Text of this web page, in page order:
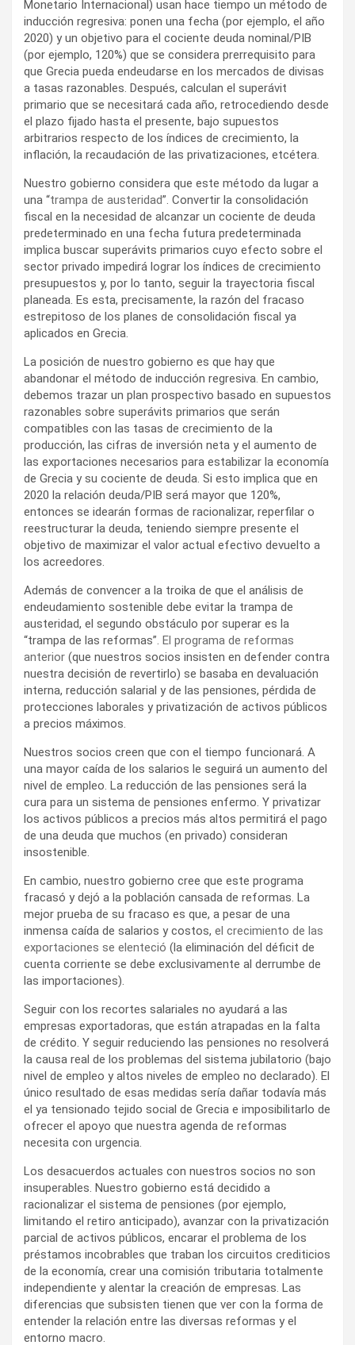
Monetario Internacional) usan hace tiempo un método de
inducción regresiva: ponen una fecha (por ejemplo, el año
2020) y un objetivo para el cociente deuda nominal/PIB
(por ejemplo, 120%) que se considera prerrequisito para
que Grecia pueda endeudarse en los mercados de divisas
a tasas razonables. Después, calculan el superávit
primario que se necesitará cada año, retrocediendo desde
el plazo fijado hasta el presente, bajo supuestos
arbitrarios respecto de los índices de crecimiento, la
inflación, la recaudación de las privatizaciones, etcétera.
Nuestro gobierno considera que este método da lugar a
una “trampa de austeridad”. Convertir la consolidación
fiscal en la necesidad de alcanzar un cociente de deuda
predeterminado en una fecha futura predeterminada
implica buscar superávits primarios cuyo efecto sobre el
sector privado impedirá lograr los índices de crecimiento
presupuestos y, por lo tanto, seguir la trayectoria fiscal
planeada. Es esta, precisamente, la razón del fracaso
estrepitoso de los planes de consolidación fiscal ya
aplicados en Grecia.
La posición de nuestro gobierno es que hay que
abandonar el método de inducción regresiva. En cambio,
debemos trazar un plan prospectivo basado en supuestos
razonables sobre superávits primarios que serán
compatibles con las tasas de crecimiento de la
producción, las cifras de inversión neta y el aumento de
las exportaciones necesarios para estabilizar la economía
de Grecia y su cociente de deuda. Si esto implica que en
2020 la relación deuda/PIB será mayor que 120%,
entonces se idearán formas de racionalizar, reperfilar o
reestructurar la deuda, teniendo siempre presente el
objetivo de maximizar el valor actual efectivo devuelto a
los acreedores.
Además de convencer a la troika de que el análisis de
endeudamiento sostenible debe evitar la trampa de
austeridad, el segundo obstáculo por superar es la
“trampa de las reformas”. El programa de reformas
anterior (que nuestros socios insisten en defender contra
nuestra decisión de revertirlo) se basaba en devaluación
interna, reducción salarial y de las pensiones, pérdida de
protecciones laborales y privatización de activos públicos
a precios máximos.
Nuestros socios creen que con el tiempo funcionará. A
una mayor caída de los salarios le seguirá un aumento del
nivel de empleo. La reducción de las pensiones será la
cura para un sistema de pensiones enfermo. Y privatizar
los activos públicos a precios más altos permitirá el pago
de una deuda que muchos (en privado) consideran
insostenible.
En cambio, nuestro gobierno cree que este programa
fracasó y dejó a la población cansada de reformas. La
mejor prueba de su fracaso es que, a pesar de una
inmensa caída de salarios y costos, el crecimiento de las
exportaciones se elenteció (la eliminación del déficit de
cuenta corriente se debe exclusivamente al derrumbe de
las importaciones).
Seguir con los recortes salariales no ayudará a las
empresas exportadoras, que están atrapadas en la falta
de crédito. Y seguir reduciendo las pensiones no resolverá
la causa real de los problemas del sistema jubilatorio (bajo
nivel de empleo y altos niveles de empleo no declarado). El
único resultado de esas medidas sería dañar todavía más
el ya tensionado tejido social de Grecia e imposibilitarlo de
ofrecer el apoyo que nuestra agenda de reformas
necesita con urgencia.
Los desacuerdos actuales con nuestros socios no son
insuperables. Nuestro gobierno está decidido a
racionalizar el sistema de pensiones (por ejemplo,
limitando el retiro anticipado), avanzar con la privatización
parcial de activos públicos, encarar el problema de los
préstamos incobrables que traban los circuitos crediticios
de la economía, crear una comisión tributaria totalmente
independiente y alentar la creación de empresas. Las
diferencias que subsisten tienen que ver con la forma de
entender la relación entre las diversas reformas y el
entorno macro.